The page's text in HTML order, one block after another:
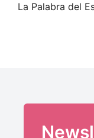
La Palabra del